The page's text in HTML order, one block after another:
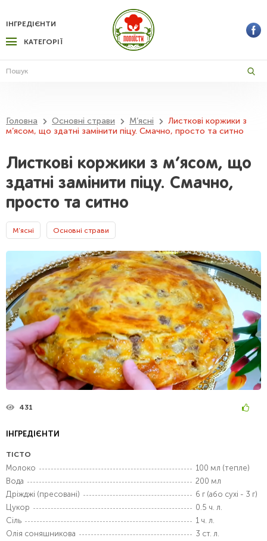
КАТЕГОРІЇ
ІНГРЕДІЄНТИ
Головна Основні страви М’ясні
Листкові коржики з
м’ясом, що здатні замінити піцу. Смачно, просто та ситно
Листкові коржики з м’ясом, що
здатні замінити піцу. Смачно,
просто та ситно
М’ясні Основні страви
431
ІНГРЕДІЄНТИ
ТІСТО
Молоко
100 мл (тепле)
Вода
200 мл
Дріжджі (пресовані)
6 г (або сухі - 3 г)
Цукор
0.5 ч. л.
Сіль
1 ч. л.
Олія соняшникова
3 ст. л.